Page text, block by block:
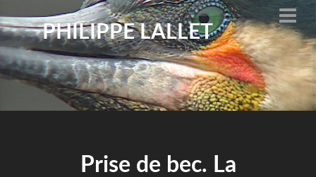
PHILIPPE LALLET
Prise de bec. La